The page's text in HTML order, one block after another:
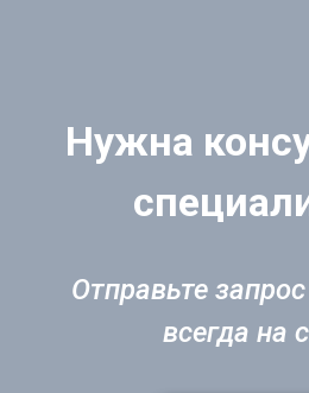
Нужна
Отправьте
всегда на